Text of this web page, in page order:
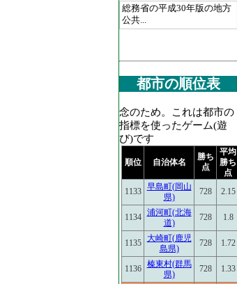
総務省の平成30年版の地方
公共...
都市の順位表
念のため。これは都市の
指標を使ったゲーム(遊
び)です
順位 自治体名
勝ち
点
平均
勝ち
点
1133
早島町(岡山
県)
728 2.15
1134
浦河町(北海
道)
728 1.8
1135
大崎町(鹿児
島県)
728 1.72
1136
榛東村(群馬
県)
728 1.33